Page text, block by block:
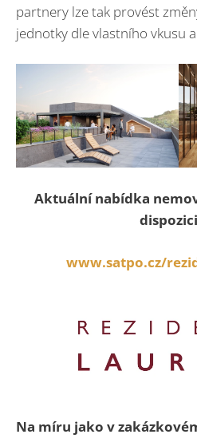
partnery lze tak provést
jednotky dle vlastního vkusu
Aktuální nabídka
www.satpo.cz/
Na míru jako v